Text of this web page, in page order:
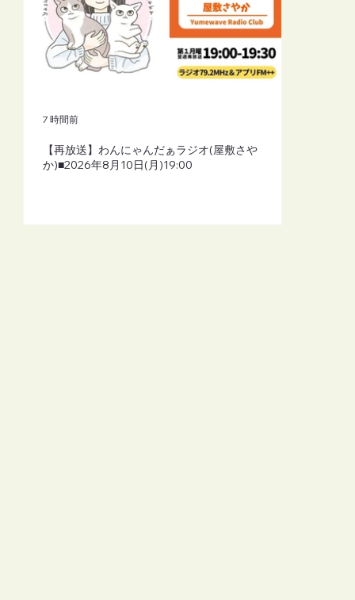
【再放送】わんにゃんだぁラジオ(屋敷さや
か)■2026年8月10日(月)19:00
7 時間前